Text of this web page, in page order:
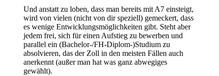
Und anstatt zu loben, dass man bereits mit A7 einsteigt,
wird von vielen (nicht von dir speziell) gemeckert, dass
es wenige Entwicklungsmöglichkeiten gibt. Steht aber
jedem frei, sich für einen Aufstieg zu bewerben und
parallel ein (Bachelor-/FH-Diplom-)Studium zu
absolvieren, das der Zoll in den meisten Fällen auch
anerkennt (außer man hat was ganz abwegiges
gewählt).